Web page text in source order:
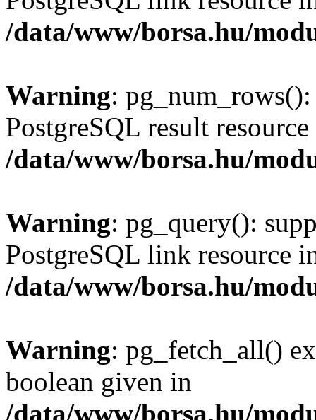
/data/www/borsa.hu/
Warning:
PostgreSQL result
/data/www/borsa.hu/
Warning: pg_query():
PostgreSQL link resource
/data/www/borsa.hu/
Warning: pg_fetch_all()
boolean given in
/data/www/borsa.hu/